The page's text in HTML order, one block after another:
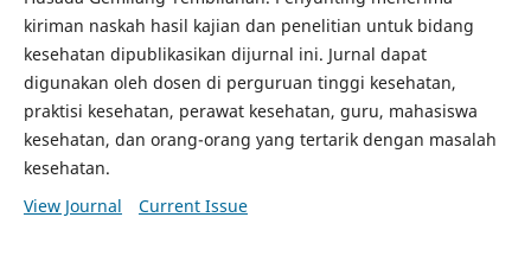
kiriman naskah hasil kajian dan penelitian untuk bidang
kesehatan dipublikasikan dijurnal ini. Jurnal dapat
digunakan oleh dosen di perguruan tinggi kesehatan,
praktisi kesehatan, perawat kesehatan, guru, mahasiswa
kesehatan, dan orang-orang yang tertarik dengan masalah
kesehatan.
View Journal
Current Issue